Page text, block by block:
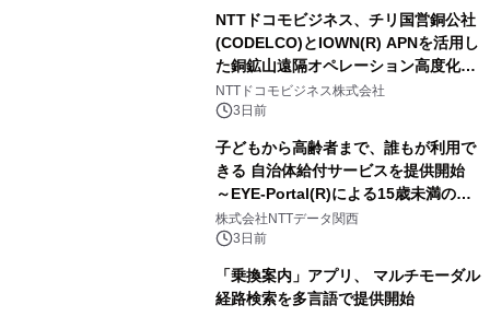
NTTドコモビジネス、チリ国営銅公社
(CODELCO)とIOWN(R) APNを活用し
た銅鉱山遠隔オペレーション高度化に
向けた調査・実証を開始
NTTドコモビジネス株式会社
3日前
子どもから高齢者まで、誰もが利用で
きる 自治体給付サービスを提供開始
～EYE-Portal(R)による15歳未満の本
人認証と デジタルデバイド対策で実現
～
株式会社NTTデータ関西
3日前
「乗換案内」アプリ、 マルチモーダル
経路検索を多言語で提供開始